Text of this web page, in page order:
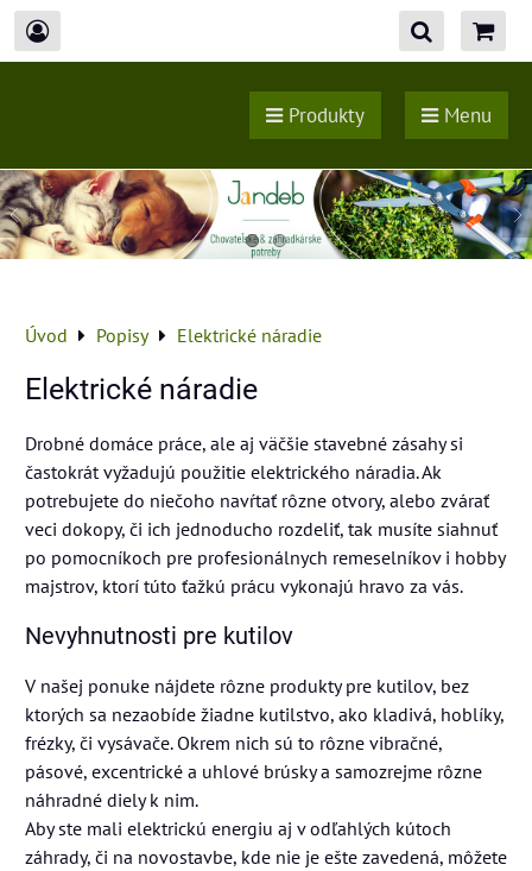
Produkty Menu
Úvod Popisy Elektrické náradie
Elektrické náradie
Drobné domáce práce, ale aj väčšie stavebné zásahy si
častokrát vyžadujú použitie elektrického náradia. Ak
potrebujete do niečoho navŕtať rôzne otvory, alebo zvárať
veci dokopy, či ich jednoducho rozdeliť, tak musíte siahnuť
po pomocníkoch pre profesionálnych remeselníkov i hobby
majstrov, ktorí túto ťažkú prácu vykonajú hravo za vás.
Nevyhnutnosti pre kutilov
V našej ponuke nájdete rôzne produkty pre kutilov, bez
ktorých sa nezaobíde žiadne kutilstvo, ako kladivá, hoblíky,
frézky, či vysávače. Okrem nich sú to rôzne vibračné,
pásové, excentrické a uhlové brúsky a samozrejme rôzne
náhradné diely k nim.
Aby ste mali elektrickú energiu aj v odľahlých kútoch
záhrady, či na novostavbe, kde nie je ešte zavedená, môžete